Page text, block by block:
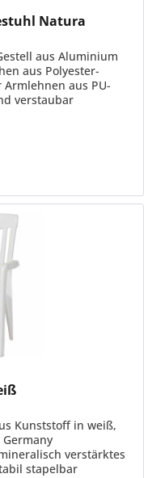
Natura
aus Aluminium
aus Polyester-
aus PU-
verstaubar
Kunststoff in weiß,
verstärktes
stapelbar